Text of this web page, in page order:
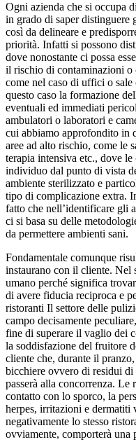
Ogni azienda che si occupa
in grado di saper distinguere
così da delineare e
priorità. Infatti si possono
dove nonostante ci possa
il rischio di contaminazioni o
come nel caso di uffici o
questo caso la formazione
eventuali ed immediati
ambulatori o laboratori e
cui abbiamo approfondito in
aree ad alto rischio, come le
terapia intensiva etc., dove
individuo dal punto di vista
ambiente sterilizzato e
tipo di complicazione extra.
fatto che nell’identificare gli
ci si basa su delle
da permettere ambienti sani.
Fondamentale comunque
instaurano con il cliente. Nel
umano perché significa
di avere fiducia reciproca e
ristoranti Il settore delle
campo decisamente
fine di superare il vaglio dei
la soddisfazione del fruitore
cliente che, durante il
bicchiere ovvero di residui di
passerà alla concorrenza.
contatto con lo sporco, la
herpes, irritazioni e dermatiti
negativamente lo stesso
ovviamente, comporterà una